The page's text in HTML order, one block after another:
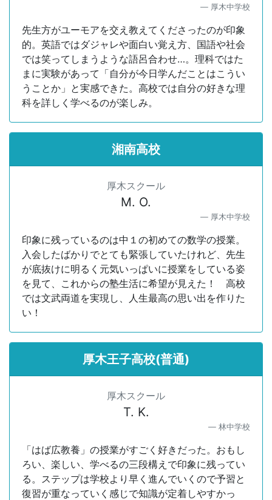
厚木中学校
先生方がユーモアを交え教えてくださったのが印象
的。英語ではダジャレや面白い覚え方、国語や社会
では笑ってしまうような語呂合わせ…。理科ではた
まに実験があって「自分が今日学んだことはこうい
うことか」と実感できた。高校では自分の好きな理
科を詳しく学べるのが楽しみ。
湘南高校
厚木スクール
M. O.
厚木中学校
印象に残っているのは中１の初めての数学の授業。
入会したばかりでとても緊張していたけれど、先生
が底抜けに明るく元気いっぱいに授業をしている姿
を見て、これからの塾生活に希望が見えた！ 高校
では文武両道を実現し、人生最高の思い出を作りた
い！
厚木王子高校(普通)
厚木スクール
T. K.
林中学校
「はば広教養」の授業がすごく好きだった。おもし
ろい、楽しい、学べるの三段構えで印象に残ってい
る。ステップは学校より早く進んでいくので予習と
復習が重なっていく感じで知識が定着しやすかっ